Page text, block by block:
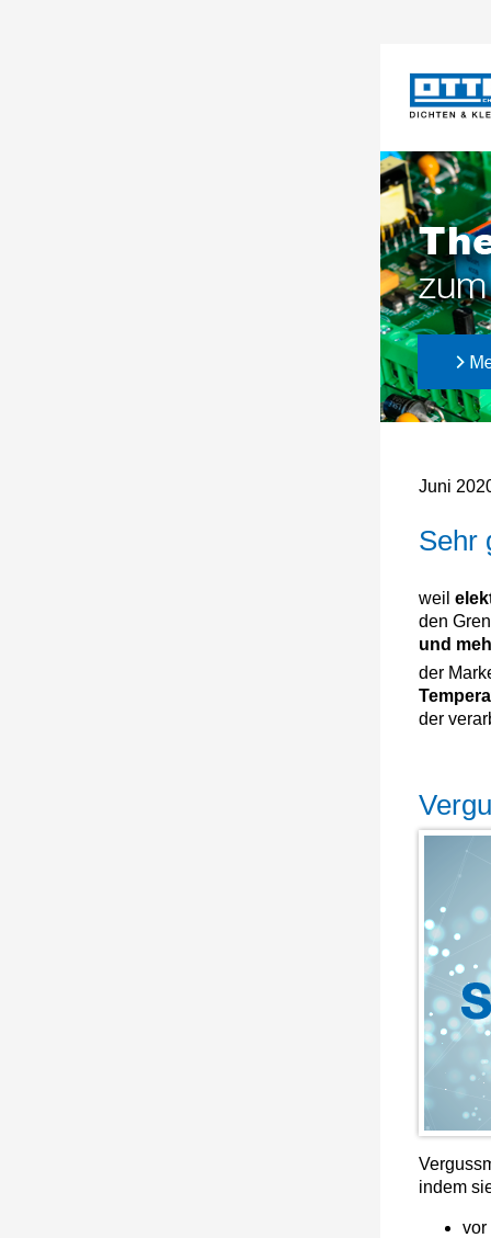
Juni
Sehr
weil
den
und
der
der
indem
vor